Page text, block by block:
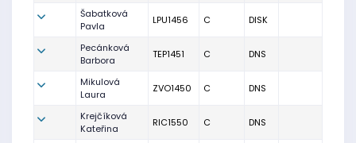
Šabatková
Pavla
LPU1456 C DISK
Pecánková
Barbora
TEP1451 C DNS
Mikulová
Laura
ZVO1450 C DNS
Krejčíková
Kateřina
RIC1550 C DNS